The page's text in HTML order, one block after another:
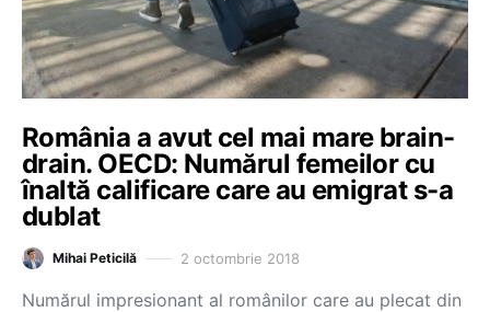
România a avut cel mai mare brain-
drain. OECD: Numărul femeilor cu
înaltă calificare care au emigrat s-a
dublat
Mihai Peticilă 2 octombrie 2018
Numărul impresionant al românilor care au plecat din